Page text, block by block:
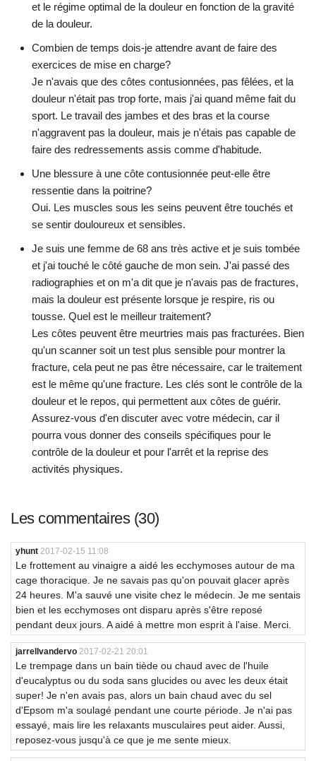
et le régime optimal de la douleur en fonction de la gravité
de la douleur.
Combien de temps dois-je attendre avant de faire des
exercices de mise en charge?
Je n'avais que des côtes contusionnées, pas fêlées, et la
douleur n'était pas trop forte, mais j'ai quand même fait du
sport. Le travail des jambes et des bras et la course
n'aggravent pas la douleur, mais je n'étais pas capable de
faire des redressements assis comme d'habitude.
Une blessure à une côte contusionnée peut-elle être
ressentie dans la poitrine?
Oui. Les muscles sous les seins peuvent être touchés et
se sentir douloureux et sensibles.
Je suis une femme de 68 ans très active et je suis tombée
et j'ai touché le côté gauche de mon sein. J'ai passé des
radiographies et on m'a dit que je n'avais pas de fractures,
mais la douleur est présente lorsque je respire, ris ou
tousse. Quel est le meilleur traitement?
Les côtes peuvent être meurtries mais pas fracturées. Bien
qu'un scanner soit un test plus sensible pour montrer la
fracture, cela peut ne pas être nécessaire, car le traitement
est le même qu'une fracture. Les clés sont le contrôle de la
douleur et le repos, qui permettent aux côtes de guérir.
Assurez-vous d'en discuter avec votre médecin, car il
pourra vous donner des conseils spécifiques pour le
contrôle de la douleur et pour l'arrêt et la reprise des
activités physiques.
Les commentaires (30)
yhunt 2017-02-15 11:08
Le frottement au vinaigre a aidé les ecchymoses autour de ma
cage thoracique. Je ne savais pas qu'on pouvait glacer après
24 heures. M'a sauvé une visite chez le médecin. Je me sentais
bien et les ecchymoses ont disparu après s'être reposé
pendant deux jours. A aidé à mettre mon esprit à l'aise. Merci.
jarrellvandervo 2017-02-21 20:01
Le trempage dans un bain tiède ou chaud avec de l'huile
d'eucalyptus ou du soda sans glucides ou avec les deux était
super! Je n'en avais pas, alors un bain chaud avec du sel
d'Epsom m'a soulagé pendant une courte période. Je n'ai pas
essayé, mais lire les relaxants musculaires peut aider. Aussi,
reposez-vous jusqu'à ce que je me sente mieux.